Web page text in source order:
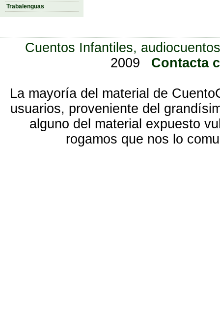
Trabalenguas
Cuentos Infantiles,
2009
Contacta
La mayoría del material de
usuarios, proveniente del
alguno del material expuesto
rogamos que nos lo